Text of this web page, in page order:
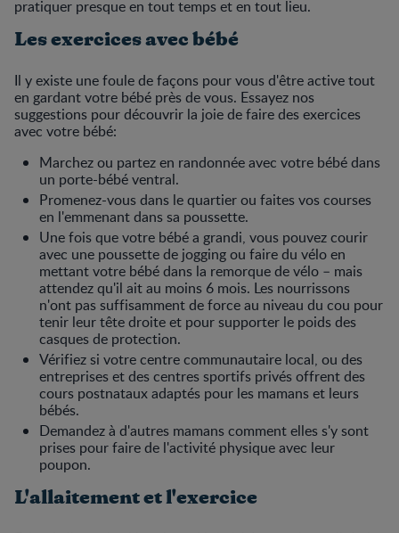
pratiquer presque en tout temps et en tout lieu.
Les exercices avec bébé
Il y existe une foule de façons pour vous d'être active tout
en gardant votre bébé près de vous. Essayez nos
suggestions pour découvrir la joie de faire des exercices
avec votre bébé:
Marchez ou partez en randonnée avec votre bébé dans
un porte-bébé ventral.
Promenez-vous dans le quartier ou faites vos courses
en l'emmenant dans sa poussette.
Une fois que votre bébé a grandi, vous pouvez courir
avec une poussette de jogging ou faire du vélo en
mettant votre bébé dans la remorque de vélo – mais
attendez qu'il ait au moins 6 mois. Les nourrissons
n'ont pas suffisamment de force au niveau du cou pour
tenir leur tête droite et pour supporter le poids des
casques de protection.
Vérifiez si votre centre communautaire local, ou des
entreprises et des centres sportifs privés offrent des
cours postnataux adaptés pour les mamans et leurs
bébés.
Demandez à d'autres mamans comment elles s'y sont
prises pour faire de l'activité physique avec leur
poupon.
L'allaitement et l'exercice